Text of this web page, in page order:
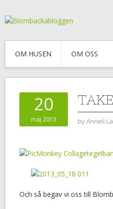
OM HUSEN OM OSS
20
maj 2013 byAnneli
Och så begav vi oss till